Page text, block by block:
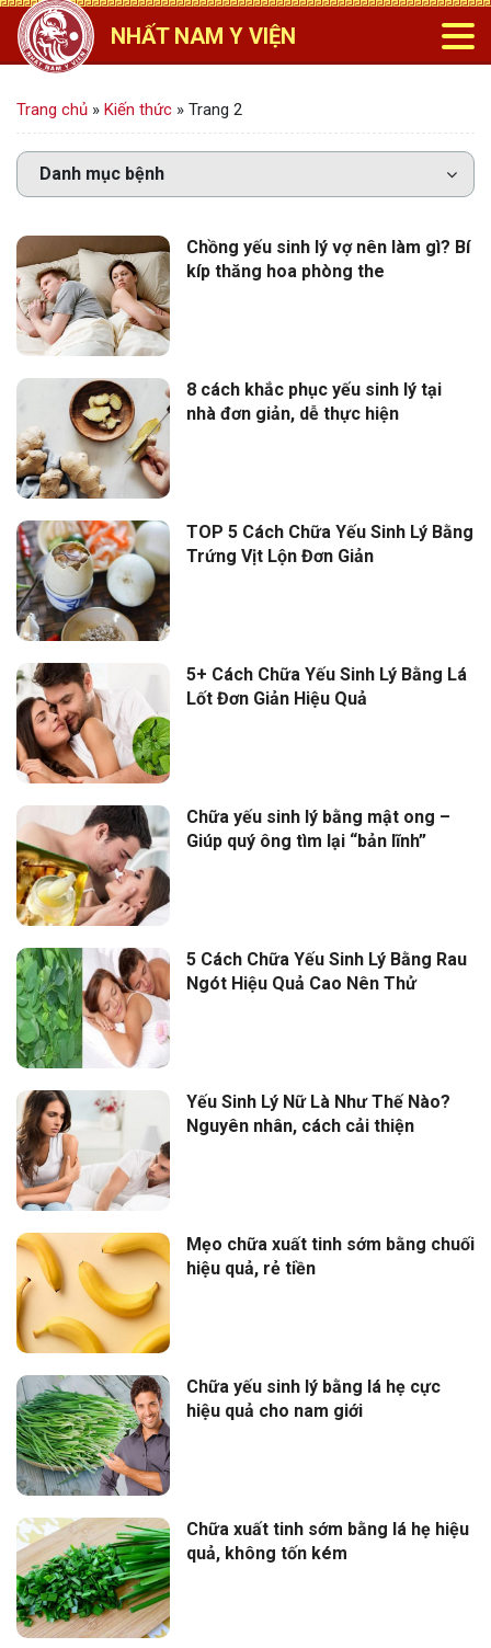
NHẤT NAM Y VIỆN
Trang chủ » Kiến thức » Trang 2
Chồng yếu sinh lý vợ nên làm gì? Bí
kíp thăng hoa phòng the
8 cách khắc phục yếu sinh lý tại
nhà đơn giản, dễ thực hiện
TOP 5 Cách Chữa Yếu Sinh Lý Bằng
Trứng Vịt Lộn Đơn Giản
5+ Cách Chữa Yếu Sinh Lý Bằng Lá
Lốt Đơn Giản Hiệu Quả
Chữa yếu sinh lý bằng mật ong –
Giúp quý ông tìm lại “bản lĩnh”
5 Cách Chữa Yếu Sinh Lý Bằng Rau
Ngót Hiệu Quả Cao Nên Thử
Yếu Sinh Lý Nữ Là Như Thế Nào?
Nguyên nhân, cách cải thiện
Mẹo chữa xuất tinh sớm bằng chuối
hiệu quả, rẻ tiền
Chữa yếu sinh lý bằng lá hẹ cực
hiệu quả cho nam giới
Chữa xuất tinh sớm bằng lá hẹ hiệu
quả, không tốn kém